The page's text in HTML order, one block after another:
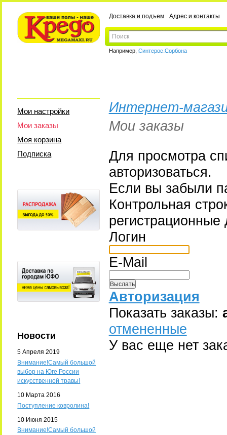
Доставка и подъем Адрес и контакты
Например, Синтерос Сорбона
Мои настройки
Мои заказы
Моя корзина
Подписка
Новости
5 Апреля 2019
Внимание!Самый большой
выбор на Юге России
искусственной травы!
10 Марта 2016
Поступление ковролина!
10 Июня 2015
Внимание!Самый большой
Интернет-
Мои заказы
Для просмотра
авторизоваться.
Если вы забыли
Контрольная
Логин
E-Mail
Авторизация
Показать заказы:
отмененные
У вас еще нет